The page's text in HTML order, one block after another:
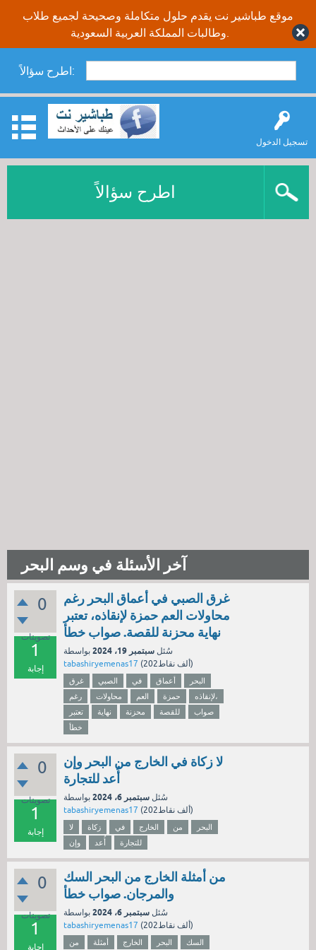
موقع طباشير نت يقدم حلول متكاملة وصحيحة لجميع طلاب
اطرح سؤالاً:
تسجيل الدخول
اطرح سؤالاً
آخر الأسئلة في وسم البحر
0
تصويتات
1
إجابة
غرق الصبي في أعماق البحر رغم
محاولات العم حمزة لإنقاذه، تعتبر
نهاية محزنة للقصة. صواب خطأ
سُئل سبتمبر 19، 2024
بواسطة
tabashiryemenas17 ( 202ألف نقاط)
غرق الصبي في أعماق
البحر
رغم
محاولات العم حمزة
لإنقاذه،
تعتبر
نهاية محزنة للقصة
صواب
خطأ
0
تصويتات
1
إجابة
لا زكاة في الخارج من البحر وإن
أُعد للتجارة
سُئل سبتمبر 6، 2024
بواسطة
tabashiryemenas17 ( 202ألف نقاط)
لا زكاة في الخارج من
البحر
وإن
أُعد للتجارة
0
تصويتات
1
إجابة
من أمثلة الخارج من البحر السك
والمرجان. صواب خطأ
سُئل سبتمبر 6، 2024
بواسطة
tabashiryemenas17 ( 202ألف نقاط)
من أمثلة الخارج البحر السك